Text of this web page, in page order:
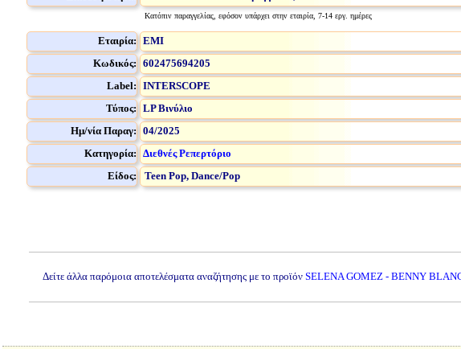
Κατόπιν παραγγελίας, εφόσον υπάρχει στην εταιρία, 7-14 εργ. ημέρες
Εταιρία: EMI
Κωδικός: 602475694205
Label: INTERSCOPE
Τύπος: LP Βινύλιο
Ημ/νία Παραγ: 04/2025
Κατηγορία: Διεθνές Ρεπερτόριο
Είδος:
Teen Pop, Dance/Pop
Δείτε άλλα παρόμοια αποτελέσματα αναζήτησης με το προϊόν SELENA GOMEZ - BENNY